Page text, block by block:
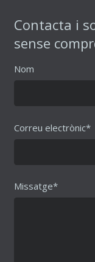
Contacta i
sense
Nom
Correu electrònic*
Missatge*